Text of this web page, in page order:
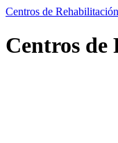
Centros de
Centros de